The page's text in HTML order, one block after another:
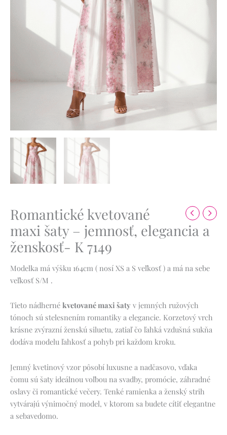
Romantické kvetované
maxi šaty – jemnosť, elegancia a
ženskosť- K 7149
Modelka má výšku 164cm ( nosí XS a S veľkosť ) a má na sebe
veľkosť S/M .
Tieto nádherné kvetované maxi šaty v jemných ružových
tónoch sú stelesnením romantiky a elegancie. Korzetový vrch
krásne zvýrazní ženskú siluetu, zatiaľ čo ľahká vzdušná sukňa
dodáva modelu ľahkosť a pohyb pri každom kroku.
Jemný kvetinový vzor pôsobí luxusne a nadčasovo, vďaka
čomu sú šaty ideálnou voľbou na svadby, promócie, záhradné
oslavy či romantické večery. Tenké ramienka a ženský strih
vytvárajú výnimočný model, v ktorom sa budete cítiť elegantne
a sebavedomo.